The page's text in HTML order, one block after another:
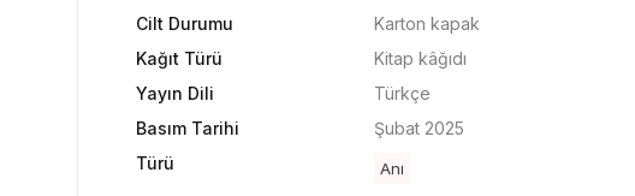
Cilt Durumu
Karton kapak
Kağıt Türü
Kitap kâğıdı
Yayın Dili
Türkçe
Basım Tarihi
Şubat 2025
Türü
Anı